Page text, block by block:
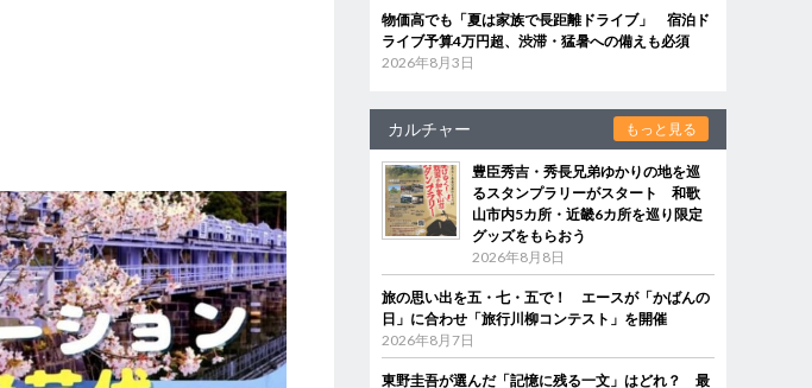
物価高でも「夏は家族で長距離ドライブ」 宿泊ド
ライブ予算4万円超、渋滞・猛暑への備えも必須
2026年8月3日
カルチャー もっと見る
豊臣秀吉・秀長兄弟ゆかりの地を巡
るスタンプラリーがスタート 和歌
山市内5カ所・近畿6カ所を巡り限定
グッズをもらおう
2026年8月8日
旅の思い出を五・七・五で！ エースが「かばんの
日」に合わせ「旅行川柳コンテスト」を開催
2026年8月7日
東野圭吾が選んだ「記憶に残る一文」はどれ？ 最